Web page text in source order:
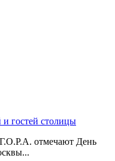
гостей столицы
отмечают День